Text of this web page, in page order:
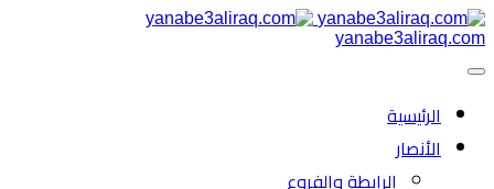
yanabe3aliraq.com
الرئیسية
الأنصار
الرابطة والفروع